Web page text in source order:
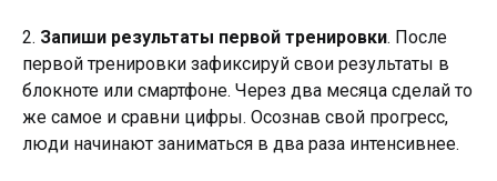
2. Запиши результаты первой тренировки. После
первой тренировки зафиксируй свои результаты в
блокноте или смартфоне. Через два месяца сделай то
же самое и сравни цифры. Осознав свой прогресс,
люди начинают заниматься в два раза интенсивнее.